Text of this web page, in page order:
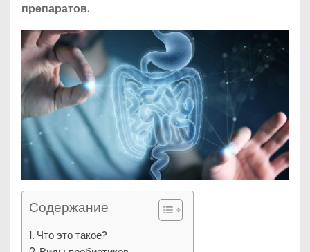
препаратов.
Содержание
Что это такое?